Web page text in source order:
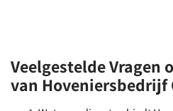
Veelgestelde Vragen
van Hoveniersbedrijf